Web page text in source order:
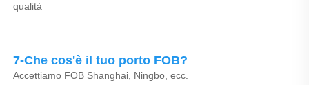
qualità
7-Che cos'è il tuo porto FOB?
Accettiamo FOB Shanghai, Ningbo, ecc.